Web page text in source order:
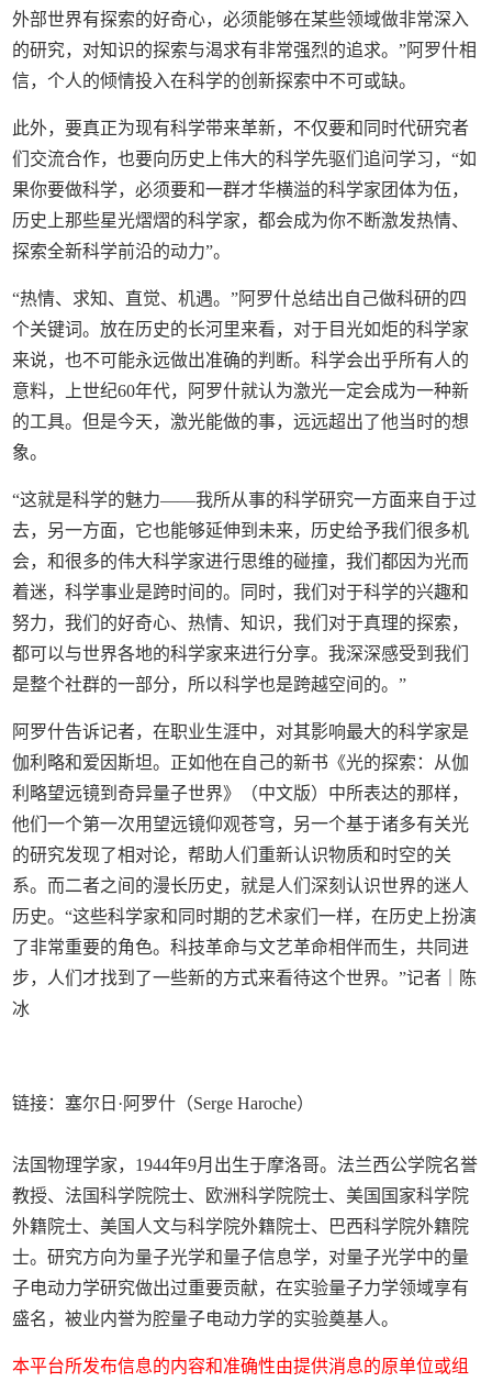
外部世界有探索的好奇心，必须能够在某些领域做非常深入
的研究，对知识的探索与渴求有非常强烈的追求。”阿罗什相
信，个人的倾情投入在科学的创新探索中不可或缺。
此外，要真正为现有科学带来革新，不仅要和同时代研究者
们交流合作，也要向历史上伟大的科学先驱们追问学习，“如
果你要做科学，必须要和一群才华横溢的科学家团体为伍，
历史上那些星光熠熠的科学家，都会成为你不断激发热情、
探索全新科学前沿的动力”。
“热情、求知、直觉、机遇。”阿罗什总结出自己做科研的四
个关键词。放在历史的长河里来看，对于目光如炬的科学家
来说，也不可能永远做出准确的判断。科学会出乎所有人的
意料，上世纪60年代，阿罗什就认为激光一定会成为一种新
的工具。但是今天，激光能做的事，远远超出了他当时的想
象。
“这就是科学的魅力——我所从事的科学研究一方面来自于过
去，另一方面，它也能够延伸到未来，历史给予我们很多机
会，和很多的伟大科学家进行思维的碰撞，我们都因为光而
着迷，科学事业是跨时间的。同时，我们对于科学的兴趣和
努力，我们的好奇心、热情、知识，我们对于真理的探索，
都可以与世界各地的科学家来进行分享。我深深感受到我们
是整个社群的一部分，所以科学也是跨越空间的。”
阿罗什告诉记者，在职业生涯中，对其影响最大的科学家是
伽利略和爱因斯坦。正如他在自己的新书《光的探索：从伽
利略望远镜到奇异量子世界》（中文版）中所表达的那样，
他们一个第一次用望远镜仰观苍穹，另一个基于诸多有关光
的研究发现了相对论，帮助人们重新认识物质和时空的关
系。而二者之间的漫长历史，就是人们深刻认识世界的迷人
历史。“这些科学家和同时期的艺术家们一样，在历史上扮演
了非常重要的角色。科技革命与文艺革命相伴而生，共同进
步，人们才找到了一些新的方式来看待这个世界。”记者｜陈
冰
链接：塞尔日·阿罗什（Serge Haroche）
法国物理学家，1944年9月出生于摩洛哥。法兰西公学院名誉
教授、法国科学院院士、欧洲科学院院士、美国国家科学院
外籍院士、美国人文与科学院外籍院士、巴西科学院外籍院
士。研究方向为量子光学和量子信息学，对量子光学中的量
子电动力学研究做出过重要贡献，在实验量子力学领域享有
盛名，被业内誉为腔量子电动力学的实验奠基人。
本平台所发布信息的内容和准确性由提供消息的原单位或组